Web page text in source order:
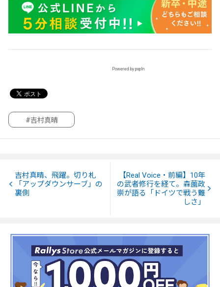
Powered by popIn
#吉村真晴
吉村真晴、飛躍。切り札
「アップダウンサーブ」の
裏側
【Real Voice・前編】10年
の武者修行を経て。森薗政
崇が語る「ドイツで戦う難
しさ」